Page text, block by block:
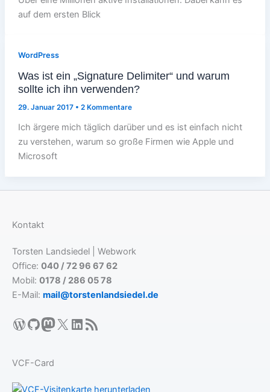
auf dem ersten Blick
WordPress
Was ist ein „Signature Delimiter“ und warum
sollte ich ihn verwenden?
29. Januar 2017 • 2 Kommentare
Ich ärgere mich täglich darüber und es ist einfach nicht
zu verstehen, warum so große Firmen wie Apple und
Microsoft
Kontakt
Torsten Landsiedel | Webwork
Office: 040 / 72 96 67 62
Mobil: 0178 / 286 05 78
E-Mail: mail@torstenlandsiedel.de
WordPress
GitHub
Mastodon
X LinkedIn
RSS-Feed
VCF-Card